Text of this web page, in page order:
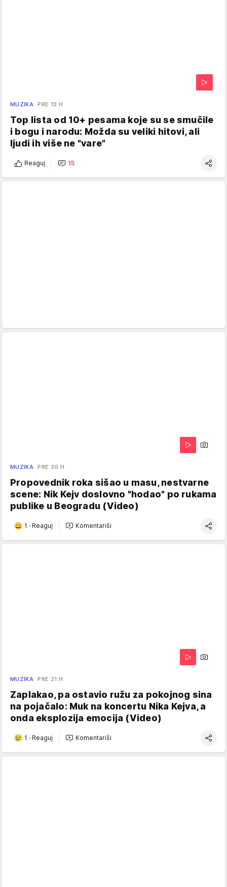
MUZIKA PRE 13 H
Top lista od 10+ pesama koje su se smučile
i bogu i narodu: Možda su veliki hitovi, ali
ljudi ih više ne "vare"
Reaguj 15
MUZIKA PRE 20 H
Propovednik roka sišao u masu, nestvarne
scene: Nik Kejv doslovno "hodao" po rukama
publike u Beogradu (Video)
1 · Reaguj Komentariši
MUZIKA PRE 21 H
Zaplakao, pa ostavio ružu za pokojnog sina
na pojačalo: Muk na koncertu Nika Kejva, a
onda eksplozija emocija (Video)
1 · Reaguj Komentariši